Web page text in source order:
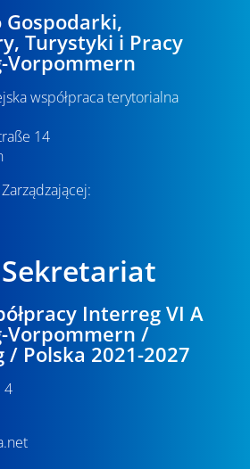
Turystyki i Pracy
Vorpommern
współpraca terytorialna
14
Interreg VI A
Vorpommern /
Polska 2021-2027
4